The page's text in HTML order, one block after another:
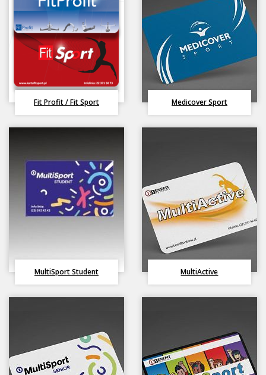
Fit Profit / Fit Sport Medicover Sport
MultiSport Student MultiActive